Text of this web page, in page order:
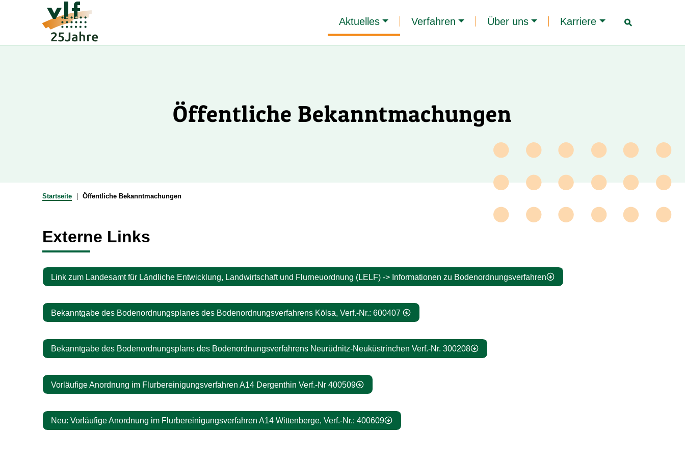
☌
Aktuelles Verfahren Über uns Karriere
Öffentliche Bekanntmachungen
Startseite Öffentliche Bekanntmachungen
Externe Links
Link zum Landesamt für Ländliche Entwicklung, Landwirtschaft und Flurneuordnung (LELF) -> Informationen zu Bodenordnungsverfahren
Bekanntgabe des Bodenordnungsplanes des Bodenordnungsverfahrens Kölsa, Verf.-Nr.: 600407
Bekanntgabe des Bodenordnungsplans des Bodenordnungsverfahrens Neurüdnitz-Neuküstrinchen Verf.-Nr. 300208
Vorläufige Anordnung im Flurbereinigungsverfahren A14 Dergenthin Verf.-Nr 400509
Neu: Vorläufige Anordnung im Flurbereinigungsverfahren A14 Wittenberge, Verf.-Nr.: 400609